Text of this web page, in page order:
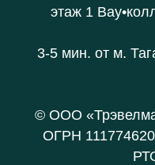
этаж 1 В
3-5 мин. от м.
© ООО
ОГРН